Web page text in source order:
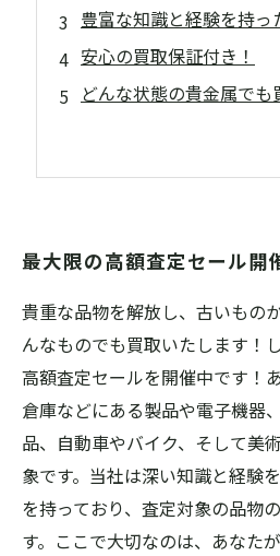
豊富な知識と経験を持っ
安心の買取保証付き！
どんな状態の貴金属でも
最大限の高額査定セール開
貴重な品物を解放し、古いもの
んなものでも買取いたします！
高額査定セールを開催中です！
倉庫などにある製品や電子機器
品、自動車やバイク、そして美
象です。当社は深い知識と経験
を持っており、査定対象の品物
す。ここで大切なのは、あなた